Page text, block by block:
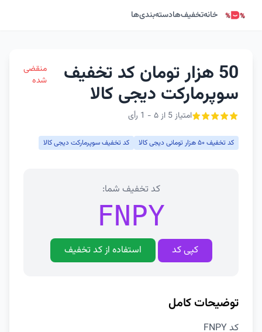
خانهتخفیف‌هادسته‌بندی‌ها
50 هزار تومان کد تخفیف
سوپرمارکت دیجی کالا
امتیاز 5 از ۵ - 1 رأی
منقضی
شده
کد تخفیف ۵۰ هزار تومانی دیجی کالا کد تخفیف سوپرمارکت دیجی کالا
کد تخفیف شما:
FNPY
کپی کد استفاده از کد تخفیف
توضیحات کامل
کد FNPY